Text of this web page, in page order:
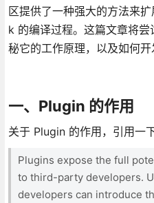
区提供了一种强大的方法来
k 的编译过程。这篇文章将
秘它的工作原理，以及如何开
一、Plugin 的作用
关于 Plugin 的作用，引用一
Plugins expose the full
to third-party developers.
developers can introduce